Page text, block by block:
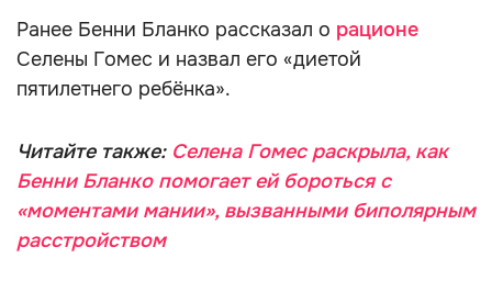
Ранее Бенни Бланко рассказал о рационе
Селены Гомес и назвал его «диетой
пятилетнего ребёнка».
Читайте также: Селена Гомес раскрыла, как
Бенни Бланко помогает ей бороться с
«моментами мании», вызванными биполярным
расстройством